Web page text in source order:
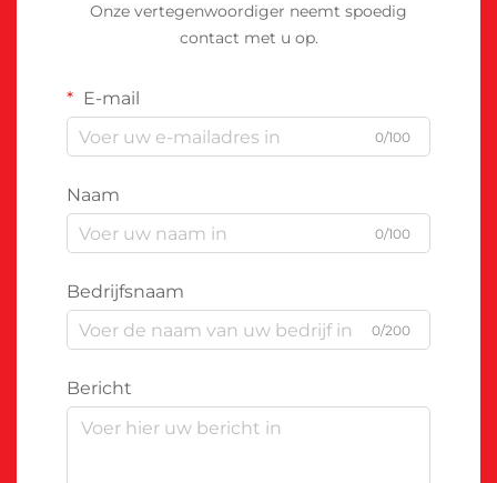
Onze vertegenwoordiger neemt spoedig
contact met u op.
E-mail
0/100
Naam
0/100
Bedrijfsnaam
0/200
Bericht